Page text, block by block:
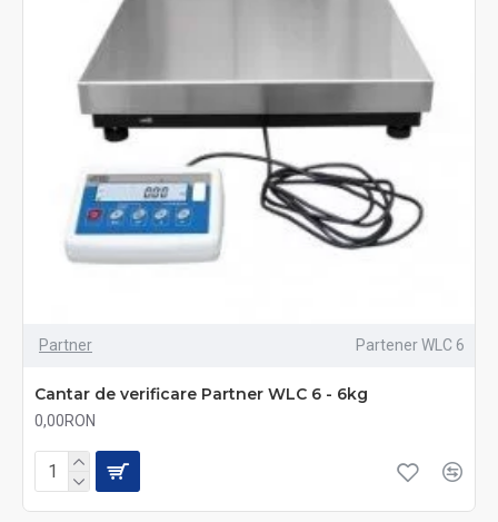
Partner Partener WLC 6
Cantar de verificare Partner WLC 6 - 6kg
0,00RON